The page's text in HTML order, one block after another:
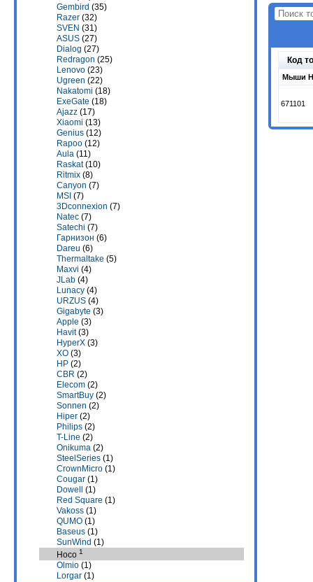
Gembird (35)
Razer (32)
SVEN (31)
ASUS (27)
Dialog (27)
Redragon (25)
Lenovo (23)
Ugreen (22)
Nakatomi (18)
ExeGate (18)
Ajazz (17)
Xiaomi (13)
Genius (12)
Rapoo (12)
Aula (11)
Raskat(10)
Ritmix (8)
Canyon (7)
MSI (7)
3Dconnexion (7)
Natec (7)
Satechi (7)
Гарнизон (6)
Dareu (6)
Thermaltake (5)
Maxvi (4)
JLab (4)
Lunacy (4)
URZUS (4)
Gigabyte (3)
Apple (3)
Havit(3)
HyperX (3)
XO (3)
HP (2)
CBR (2)
Elecom (2)
SmartBuy (2)
Sonnen (2)
Hiper (2)
Philips (2)
T-Line (2)
Onikuma (2)
SteelSeries (1)
CrownMicro (1)
Cougar (1)
Dowell
(1)
Red Square (1)
Vakoss (1)
QUMO (1)
Baseus (1)
SunWind (1)
Hoco 1
Olmio (1)
Lorgar (1)
Код
Мыши
671101